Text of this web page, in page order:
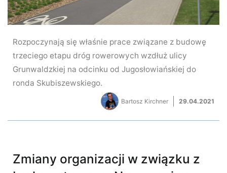
Rozpoczynają się właśnie prace związane z budowę
trzeciego etapu dróg rowerowych wzdłuż ulicy
Grunwaldzkiej na odcinku od Jugosłowiańskiej do
ronda Skubiszewskiego.
Bartosz Kirchner 29.04.2021
Zmiany organizacji w związku z